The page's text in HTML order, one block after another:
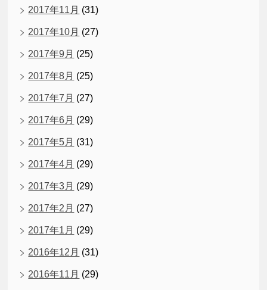
2017年11月 (31)
2017年10月 (27)
2017年9月 (25)
2017年8月 (25)
2017年7月 (27)
2017年6月 (29)
2017年5月 (31)
2017年4月 (29)
2017年3月 (29)
2017年2月 (27)
2017年1月 (29)
2016年12月 (31)
2016年11月 (29)